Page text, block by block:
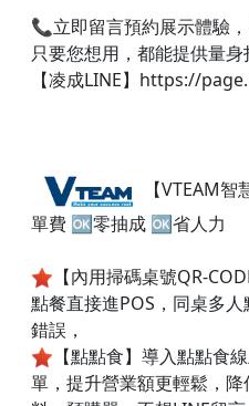
📞立即留言預約展示體驗
只要您想用，都能提供量
【凌成LINE】
【VTEAM
單費 🆗零抽成 🆗省人力
【內用掃碼桌號QR-
點餐直接進POS，同桌多
錯誤，
【點點食】導入點點食
單，提升營業額更輕鬆，